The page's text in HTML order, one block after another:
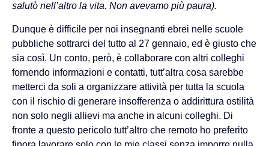
salutò nell’altro la vita. Non avevamo più paura).
Dunque è difficile per noi insegnanti ebrei nelle scuole
pubbliche sottrarci del tutto al 27 gennaio, ed è giusto che
sia così. Un conto, però, è collaborare con altri colleghi
fornendo informazioni e contatti, tutt’altra cosa sarebbe
metterci da soli a organizzare attività per tutta la scuola
con il rischio di generare insofferenza o addirittura ostilità
non solo negli allievi ma anche in alcuni colleghi. Di
fronte a questo pericolo tutt’altro che remoto ho preferito